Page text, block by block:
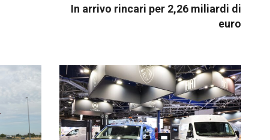
In arrivo rincari per 2,26 miliardi di
euro